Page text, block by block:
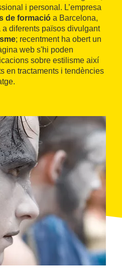
i personal. L’empresa
de formació a Barcelona,
diferents països divulgant
; recentment ha obert un
web s'hi poden
sobre estilisme així
en tractaments i tendències